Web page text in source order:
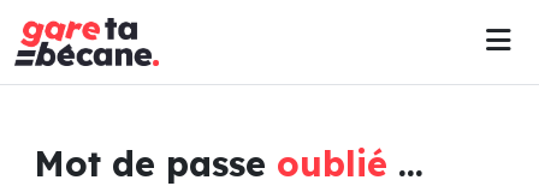
Mot de passe oublié ...